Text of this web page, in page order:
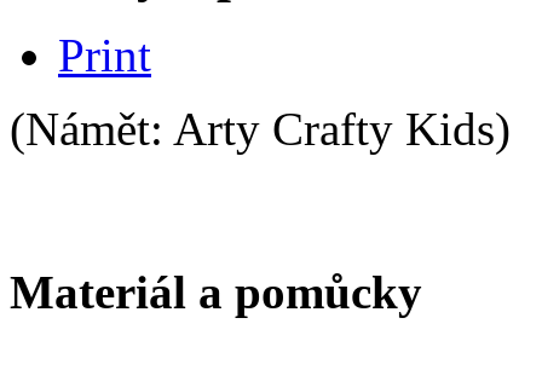
Print
(Námět: Arty Crafty Kids)
Materiál a pomůcky